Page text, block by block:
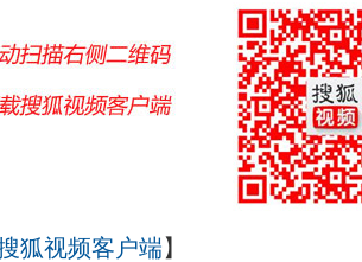
狐视频客户端】